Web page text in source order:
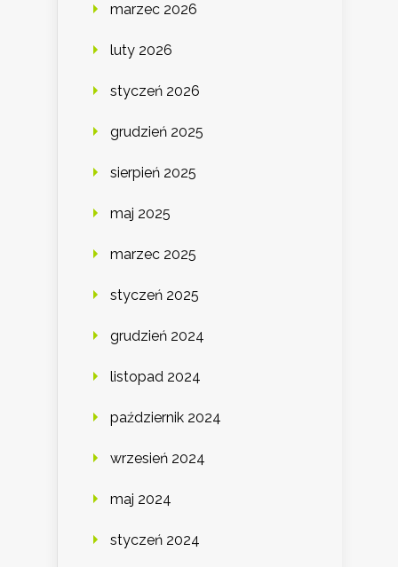
marzec 2026
luty 2026
styczeń 2026
grudzień 2025
sierpień 2025
maj 2025
marzec 2025
styczeń 2025
grudzień 2024
listopad 2024
październik 2024
wrzesień 2024
maj 2024
styczeń 2024